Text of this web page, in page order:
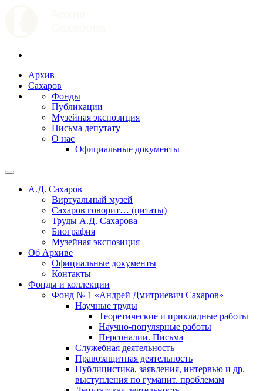
Архив
Сахаров
Фонды
Публикации
Музейная экспозиция
Письма депутату
О нас
Официальные документы
А.Д. Сахаров
Виртуальный музей
Сахаров говорит… (цитаты)
Труды А.Д. Сахарова
Биография
Музейная экспозиция
Об Архиве
Официальные документы
Контакты
Фонды и коллекции
Фонд № 1 «Андрей Дмитриевич Сахаров»
Научные труды
Теоретические и прикладные работы
Научно-популярные работы
Персоналии. Письма
Служебная деятельность
Правозащитная деятельность
Публицистика, заявления, интервью и др.
выступления по гуманит. проблемам